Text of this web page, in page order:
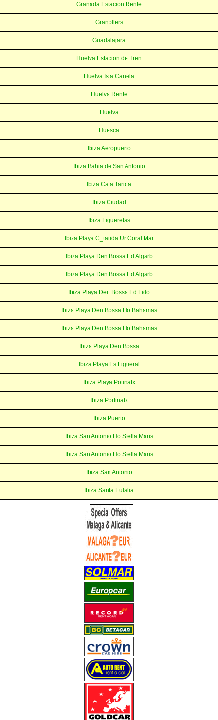
Granada Estacion Renfe
Granollers
Guadalajara
Huelva Estacion de Tren
Huelva Isla Canela
Huelva Renfe
Huelva
Huesca
Ibiza Aeropuerto
Ibiza Bahia de San Antonio
Ibiza Cala Tarida
Ibiza Ciudad
Ibiza Figueretas
Ibiza Playa C_tarida Ur Coral Mar
Ibiza Playa Den Bossa Ed Algarb
Ibiza Playa Den Bossa Ed Algarb
Ibiza Playa Den Bossa Ed Lido
Ibiza Playa Den Bossa Ho Bahamas
Ibiza Playa Den Bossa Ho Bahamas
Ibiza Playa Den Bossa
Ibiza Playa Es Figueral
Ibiza Playa Potinatx
Ibiza Portinatx
Ibiza Puerto
Ibiza San Antonio Ho Stella Maris
Ibiza San Antonio Ho Stella Maris
Ibiza San Antonio
Ibiza Santa Eulalia